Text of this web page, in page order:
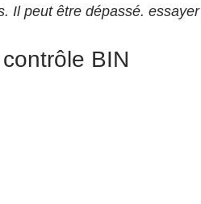
Il peut être dépassé. essayer
BIN